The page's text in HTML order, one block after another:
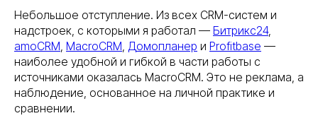
Небольшое отступление. Из всех CRM-систем и
надстроек, с которыми я работал — Битрикс24,
amoCRM MacroCRM Домопланер и Profitbase —
наиболее удобной и гибкой в части работы с
источниками оказалась MacroCRM. Это не реклама, а
наблюдение, основанное на личной практике и
сравнении.